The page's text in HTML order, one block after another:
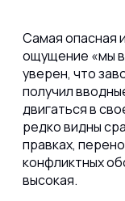
Самая опасная
ощущение «мы
уверен, что
получил
двигаться в
редко видны
правках,
конфликтных
высокая.